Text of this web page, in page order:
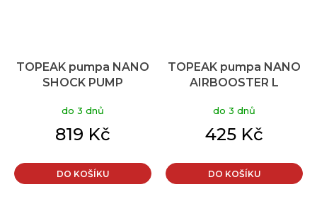
TOPEAK pumpa NANO
SHOCK PUMP
do 3 dnů
819 Kč
DO KOŠÍKU
TOPEAK pumpa NANO
AIRBOOSTER L
do 3 dnů
425 Kč
DO KOŠÍKU